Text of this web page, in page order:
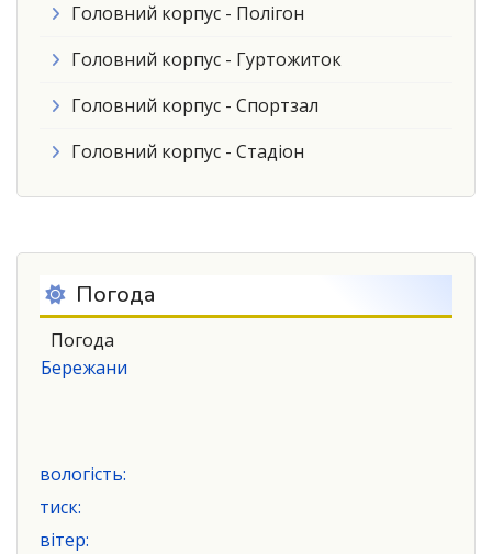
Головний корпус - Полігон
Головний корпус - Гуртожиток
Головний корпус - Спортзал
Головний корпус - Стадіон
Погода
Погода
Бережани
вологість:
тиск:
вітер: